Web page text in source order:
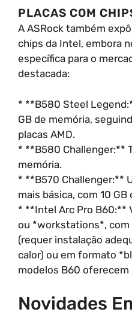
PLACAS COM
A ASRock também
chips da Intel, embora
específica para o
destacada:
* **B580 Steel
GB de memória,
placas AMD.
* **B580 Challenger:**
memória.
* **B570 Challenger:**
mais básica, com 10 GB
* **Intel Arc Pro B60:**
ou *workstations*,
(requer instalação
calor) ou em formato
modelos B60 oferecem
Novidades